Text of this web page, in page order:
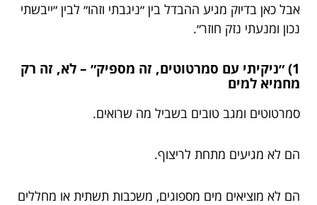
אבל כאן בדיוק מגיע ההבדל בין ״ניגבתי וזהו״ לבין ״ייבשתי
נכון ומנעתי נזק חוזר״.
1) ״ניקיתי עם סמרטוטים, זה מספיק״ – לא, זה רק
מחמיא למים
סמרטוטים ומגב טובים בשביל מה שרואים.
הם לא מגיעים מתחת לריצוף.
הם לא מוציאים מים מספוגים, משכבות תשתית או מחללים